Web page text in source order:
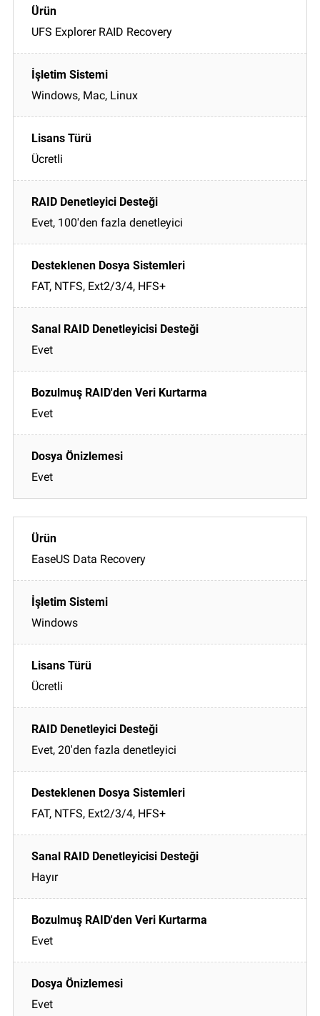
UFS Explorer RAID Recovery
Windows, Mac, Linux
Ücretli
Evet, 100'den fazla denetleyici
FAT, NTFS, Ext2/3/4, HFS+
Evet
Evet
Evet
EaseUS Data Recovery
Windows
Ücretli
Evet, 20'den fazla denetleyici
FAT, NTFS, Ext2/3/4, HFS+
Hayır
Evet
Evet